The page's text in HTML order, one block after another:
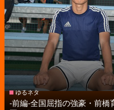
ゆるネタ
-前編-全国屈指の強豪・前